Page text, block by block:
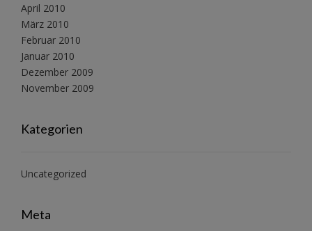
April 2010
März 2010
Februar 2010
Januar 2010
Dezember 2009
November 2009
Kategorien
Uncategorized
Meta